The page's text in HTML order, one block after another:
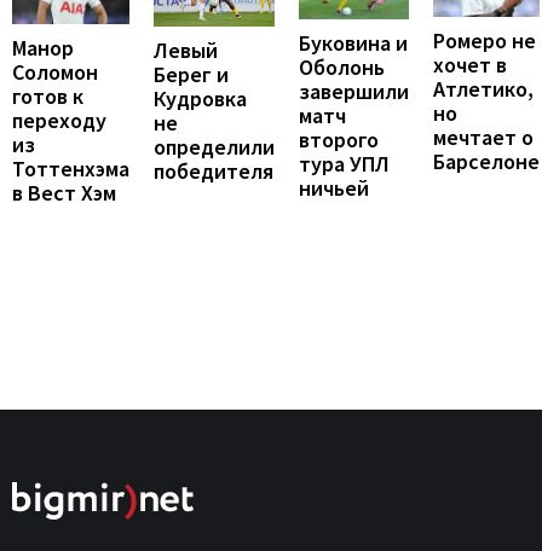
Манор
Соломон
готов к
переходу
из
Тоттенхэма
в Вест Хэм
Левый
Берег и
Кудровка
не
определили
победителя
Буковина и
Оболонь
завершили
матч
второго
тура УПЛ
ничьей
Ромеро не
хочет в
Атлетико,
но
мечтает о
Барселоне